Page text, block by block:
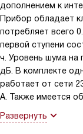
дополнением к
Прибор обладает
потребляет всего
первой ступени
ч. Уровень шума на
дБ. В комплекте
работает от сети
А. Также имеется
Развернуть